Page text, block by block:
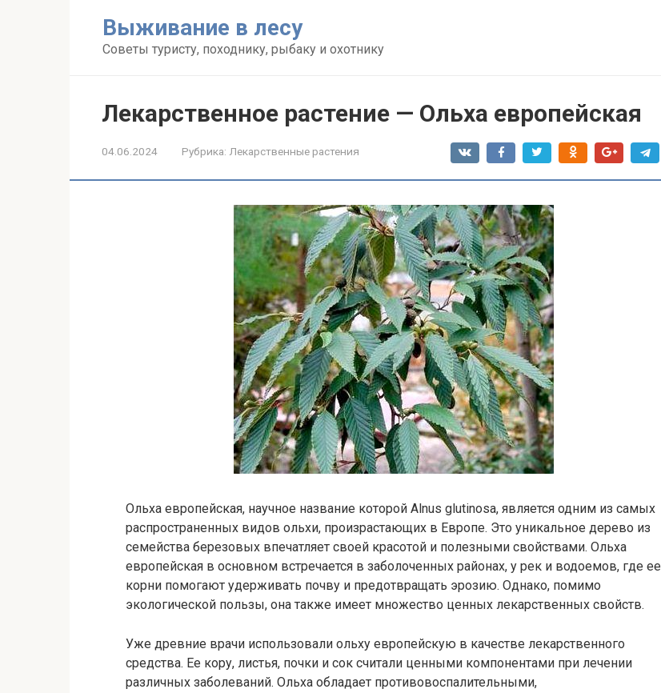
Выживание в лесу
Советы туристу, походнику, рыбаку и охотнику
Лекарственное растение — Ольха европейская
04.06.2024 Рубрика: Лекарственные растения
Ольха европейская, научное название которой Alnus glutinosa, является одним из самых
распространенных видов ольхи, произрастающих в Европе. Это уникальное дерево из
семейства березовых впечатляет своей красотой и полезными свойствами. Ольха
европейская в основном встречается в заболоченных районах, у рек и водоемов, где ее
корни помогают удерживать почву и предотвращать эрозию. Однако, помимо
экологической пользы, она также имеет множество ценных лекарственных свойств.
Уже древние врачи использовали ольху европейскую в качестве лекарственного
средства. Ее кору, листья, почки и сок считали ценными компонентами при лечении
различных заболеваний. Ольха обладает противовоспалительными,